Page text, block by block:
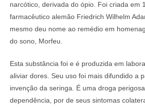
narcótico, derivada do ópio. Foi criada em
farmacêutico alemão Friedrich Wilhelm
mesmo deu nome ao remédio em
do sono, Morfeu.
Esta substância foi e é produzida em
aliviar dores. Seu uso foi mais difundido a
invenção da seringa. É uma droga
dependência, por de seus sintomas